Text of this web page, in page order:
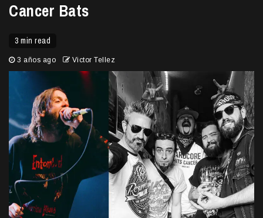
Cancer Bats
3 min read
3 años ago Victor Tellez